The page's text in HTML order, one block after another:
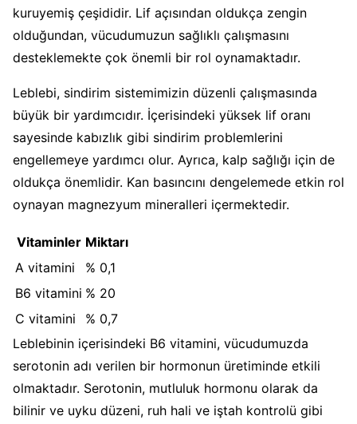
kuruyemiş çeşididir. Lif açısından oldukça zengin
olduğundan, vücudumuzun sağlıklı çalışmasını
desteklemekte çok önemli bir rol oynamaktadır.
Leblebi, sindirim sistemimizin düzenli çalışmasında
büyük bir yardımcıdır. İçerisindeki yüksek lif oranı
sayesinde kabızlık gibi sindirim problemlerini
engellemeye yardımcı olur. Ayrıca, kalp sağlığı için de
oldukça önemlidir. Kan basıncını dengelemede etkin rol
oynayan magnezyum mineralleri içermektedir.
Vitaminler Miktarı
A vitamini
% 0,1
B6 vitamini % 20
C vitamini
% 0,7
Leblebinin içerisindeki B6 vitamini, vücudumuzda
serotonin adı verilen bir hormonun üretiminde etkili
olmaktadır. Serotonin, mutluluk hormonu olarak da
bilinir ve uyku düzeni, ruh hali ve iştah kontrolü gibi